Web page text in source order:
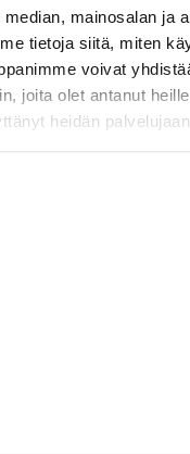
mainosalan ja
tietoja siitä, miten
voivat
joita olet antanut
heidän
tarvitsisi itse etsiä
toimijaa
hoituisi verkoston
rahoituksen myös
muodostettua
osaamista, joka
kilpailemaan